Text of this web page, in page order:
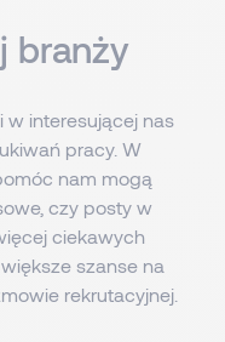
branży
w interesującej nas
pracy. W
nam mogą
czy posty w
ciekawych
szanse na
rekrutacyjnej.